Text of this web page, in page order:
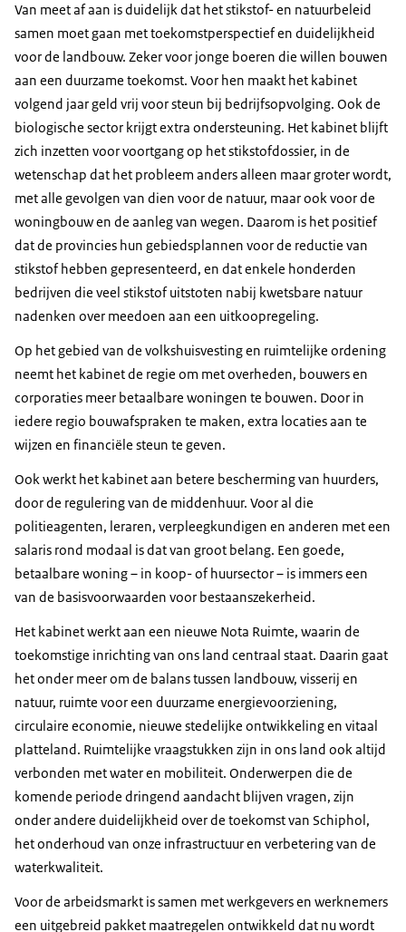
Van meet af aan is duidelijk dat het stikstof- en natuurbeleid
samen moet gaan met toekomstperspectief en duidelijkheid
voor de landbouw. Zeker voor jonge boeren die willen bouwen
aan een duurzame toekomst. Voor hen maakt het kabinet
volgend jaar geld vrij voor steun bij bedrijfsopvolging. Ook de
biologische sector krijgt extra ondersteuning. Het kabinet blijft
zich inzetten voor voortgang op het stikstofdossier, in de
wetenschap dat het probleem anders alleen maar groter wordt,
met alle gevolgen van dien voor de natuur, maar ook voor de
woningbouw en de aanleg van wegen. Daarom is het positief
dat de provincies hun gebiedsplannen voor de reductie van
stikstof hebben gepresenteerd, en dat enkele honderden
bedrijven die veel stikstof uitstoten nabij kwetsbare natuur
nadenken over meedoen aan een uitkoopregeling.
Op het gebied van de volkshuisvesting en ruimtelijke ordening
neemt het kabinet de regie om met overheden, bouwers en
corporaties meer betaalbare woningen te bouwen. Door in
iedere regio bouwafspraken te maken, extra locaties aan te
wijzen en financiële steun te geven.
Ook werkt het kabinet aan betere bescherming van huurders,
door de regulering van de middenhuur. Voor al die
politieagenten, leraren, verpleegkundigen en anderen met een
salaris rond modaal is dat van groot belang. Een goede,
betaalbare woning – in koop- of huursector – is immers een
van de basisvoorwaarden voor bestaanszekerheid.
Het kabinet werkt aan een nieuwe Nota Ruimte, waarin de
toekomstige inrichting van ons land centraal staat. Daarin gaat
het onder meer om de balans tussen landbouw, visserij en
natuur, ruimte voor een duurzame energievoorziening,
circulaire economie, nieuwe stedelijke ontwikkeling en vitaal
platteland. Ruimtelijke vraagstukken zijn in ons land ook altijd
verbonden met water en mobiliteit. Onderwerpen die de
komende periode dringend aandacht blijven vragen, zijn
onder andere duidelijkheid over de toekomst van Schiphol,
het onderhoud van onze infrastructuur en verbetering van de
waterkwaliteit.
Voor de arbeidsmarkt is samen met werkgevers en werknemers
een uitgebreid pakket maatregelen ontwikkeld dat nu wordt